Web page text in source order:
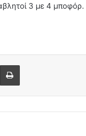
3 με 4 μποφόρ.
via Email Print